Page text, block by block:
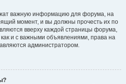
важную информацию для форума, на
момент, и вы должны прочесть их по
вверху каждой страницы форума,
и с важными объявлениями, права на
администратором.